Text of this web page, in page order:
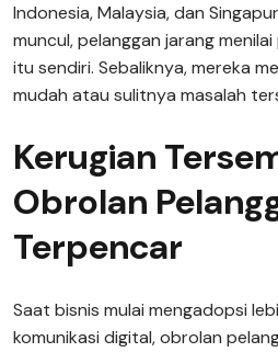
Indonesia, Malaysia, dan
muncul, pelanggan jarang
itu sendiri. Sebaliknya, mereka
mudah atau sulitnya masalah
Kerugian
Obrolan
Terpencar
Saat bisnis mulai mengadopsi
komunikasi digital, obrolan